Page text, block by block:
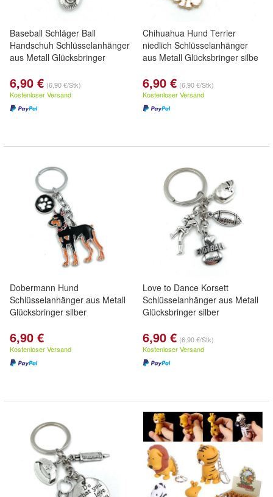
Baseball Schläger Ball
Handschuh Schlüsselanhänger
aus Metall Glücksbringer
6,90 € (6,90 €/Stk)
Kostenloser Versand
Chihuahua Hund Terrier
niedlich Schlüsselanhänger
aus Metall Glücksbringer silbe
6,90 € (6,90 €/Stk)
Kostenloser Versand
Dobermann Hund
Schlüsselanhänger aus Metall
Glücksbringer silber
6,90 €
Kostenloser Versand
Love to Dance Korsett
Schlüsselanhänger aus Metall
Glücksbringer silber
6,90 € (6,90 €/Stk)
Kostenloser Versand